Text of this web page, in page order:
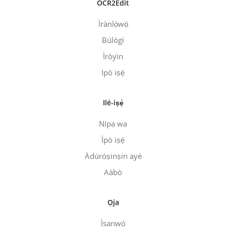
OCR2Edit
Ìrànlọ́wọ́
Búlógì
Ìròyìn
Ipò iṣẹ́
Ilé-iṣẹ́
Nípa wa
Ìpò iṣẹ́
Àdúróṣinṣin ayé
Aàbò
Ọja
Ìsanwó